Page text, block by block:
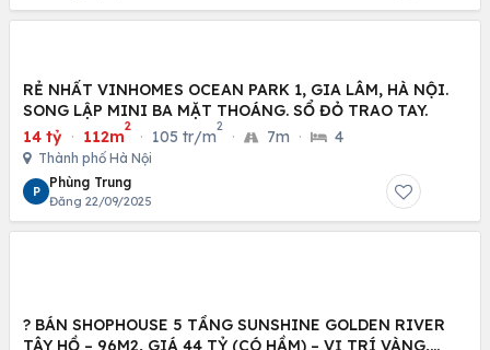
RẺ NHẤT VINHOMES OCEAN PARK 1, GIA LÂM, HÀ NỘI.
SONG LẬP MINI BA MẶT THOÁNG. SỔ ĐỎ TRAO TAY.
14 tỷ · 112m
2
· 105 tr/m
2
· 7m · 4
Thành phố Hà Nội
P
Phùng Trung
Đăng 22/09/2025
? BÁN SHOPHOUSE 5 TẦNG SUNSHINE GOLDEN RIVER
TÂY HỒ – 96M2, GIÁ 44 TỶ (CÓ HẦM) – VỊ TRÍ VÀNG,